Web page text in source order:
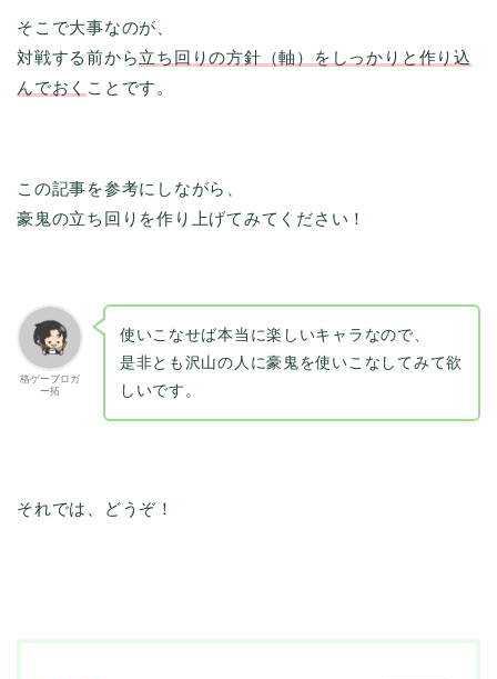
そこで大事なのが、
対戦する前から立ち回りの方針（軸）をしっかりと 作り込
んでおく ことです。
この記事を参考にしながら、
豪鬼の立ち回りを作り上げてみてください！
格ゲーブロガ
ー拓
使いこなせば本当に楽しいキャラなので、
是非とも沢山の人に豪鬼を使いこなしてみて欲
しいです。
それでは、どうぞ！